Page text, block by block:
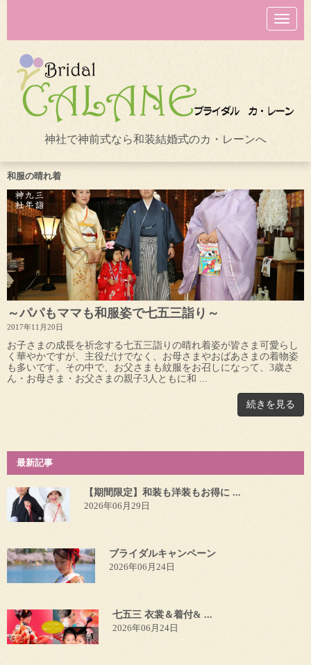
N
a
v
o
n
神社で神前式なら和装結婚式のカ・レーンへ
和服の晴れ着
～パパもママも和服姿で七五三詣り～
2017年11月20日
お子さまの成長を祈念する七五三詣りの晴れ着姿が皆さま可愛らし
く華やかですが、主役だけでなく、お母さまやおばあさまの着物姿
も多いです。その中で、お父さまも紋服をお召しになって、3歳さ
ん・お母さま・お父さまの親子3人ともに和 ...
続きを見る
最新記事
【期間限定】和装も洋装もお得に ...
2026年06月29日
ブライダルキャンペーン
2026年06月24日
七五三 衣裳＆着付& ...
2026年06月24日